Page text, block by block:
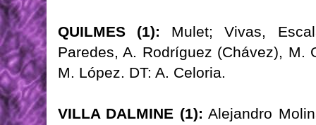
QUILMES (1): Mulet; Vivas,
Paredes, A. Rodríguez (Chávez), M.
M. López. DT: A. Celoria.
VILLA DALMINE (1): Alejandro